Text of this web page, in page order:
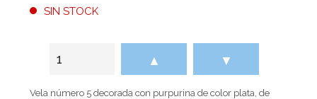
SIN STOCK
▲ ▼
Vela número 5 decorada con purpurina de color plata, de